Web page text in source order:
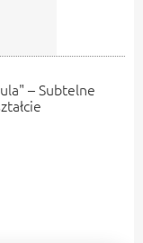
– Subtelne